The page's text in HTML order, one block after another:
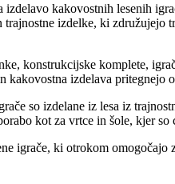
kakovostnih lesenih
izdelke, ki združujejo
konstrukcijske komplete,
izdelava pritegnejo
so izdelane iz lesa iz
kot za vrtce in šole, kjer
igrače, ki otrokom